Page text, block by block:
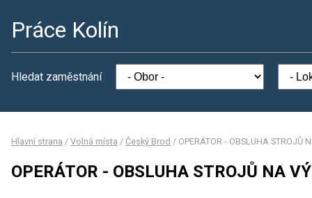
Práce Kolín
Hledat zaměstnání
Hlavní strana / Volná místa / Český Brod / OPERÁTOR - OBSLUHA STROJŮ
OPERÁTOR - OBSLUHA STROJŮ NA